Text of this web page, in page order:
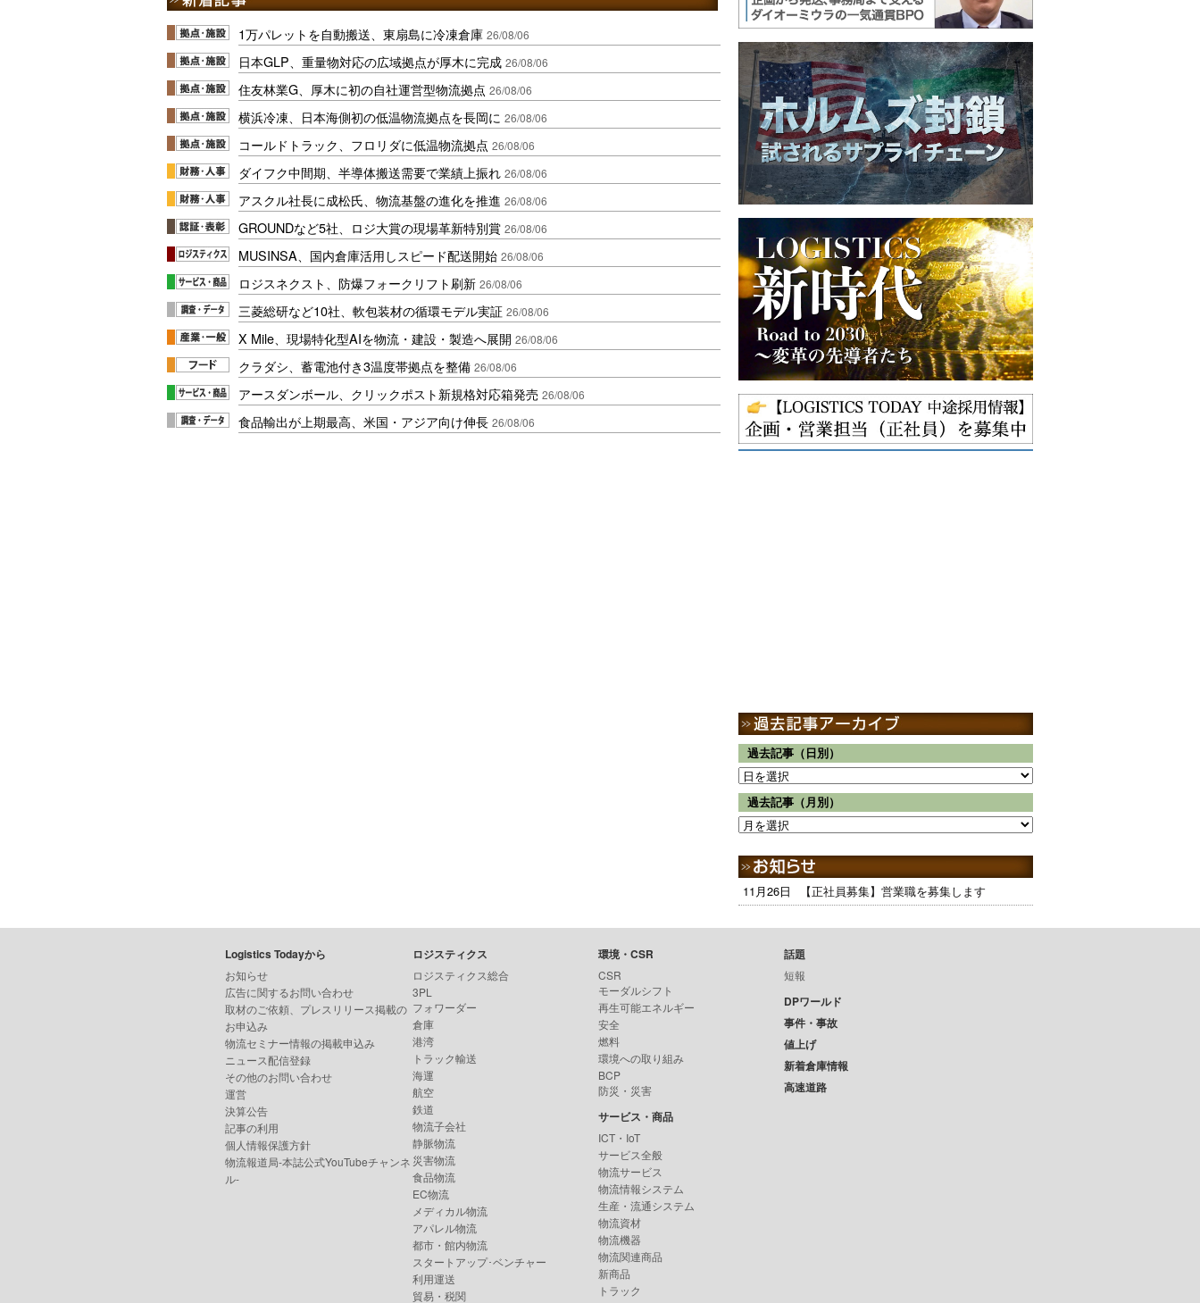
1万パレットを自動搬送、東扇島に冷凍倉庫 26/08/06
日本GLP、重量物対応の広域拠点が厚木に完成 26/08/06
住友林業G、厚木に初の自社運営型物流拠点 26/08/06
横浜冷凍、日本海側初の低温物流拠点を長岡に 26/08/06
コールドトラック、フロリダに低温物流拠点 26/08/06
ダイフク中間期、半導体搬送需要で業績上振れ 26/08/06
アスクル社長に成松氏、物流基盤の進化を推進 26/08/06
GROUNDなど5社、ロジ大賞の現場革新特別賞 26/08/06
MUSINSA、国内倉庫活用しスピード配送開始 26/08/06
ロジスネクスト、防爆フォークリフト刷新 26/08/06
三菱総研など10社、軟包装材の循環モデル実証 26/08/06
X Mile、現場特化型AIを物流・建設・製造へ展開 26/08/06
クラダシ、蓄電池付き3温度帯拠点を整備 26/08/06
アースダンボール、クリックポスト新規格対応箱発売 26/08/06
食品輸出が上期最高、米国・アジア向け伸長 26/08/06
過去記事（日別）
過去記事（月別）
11月26日 【正社員募集】営業職を募集します
Logistics Todayから
お知らせ
広告に関するお問い合わせ
取材のご依頼、プレスリリース掲載の
お申込み
物流セミナー情報の掲載申込み
ニュース配信登録
その他のお問い合わせ
運営
決算公告
記事の利用
個人情報保護方針
物流報道局-本誌公式YouTubeチャンネ
ル-
ロジスティクス
ロジスティクス総合
3PL
フォワーダー
倉庫
港湾
トラック輸送
海運
航空
鉄道
物流子会社
静脈物流
災害物流
食品物流
EC物流
メディカル物流
アパレル物流
都市・館内物流
スタートアップ･ベンチャー
利用運送
貿易・税関
環境・CSR
CSR
モーダルシフト
再生可能エネルギー
安全
燃料
環境への取り組み
BCP
防災・災害
サービス・商品
ICT・IoT
サービス全般
物流サービス
物流情報システム
生産・流通システム
物流資材
物流機器
物流関連商品
新商品
トラック
話題
短報
DPワールド
事件・事故
値上げ
新着倉庫情報
高速道路